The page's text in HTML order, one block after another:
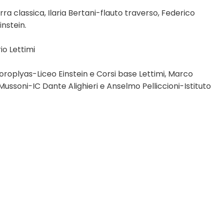
classica, Ilaria Bertani-flauto traverso, Federico
Lettimi
Liceo Einstein e Corsi base Lettimi, Marco
IC Dante Alighieri e Anselmo Pelliccioni-Istituto